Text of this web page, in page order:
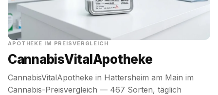
APOTHEKE IM PREISVERGLEICH
CannabisVitalApotheke
CannabisVitalApotheke in Hattersheim am Main im
Cannabis-Preisvergleich — 467 Sorten, täglich